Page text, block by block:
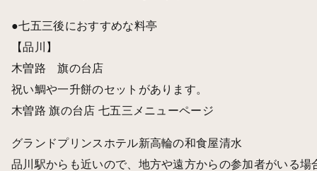
●七五三後におすすめな料亭
【品川】
木曽路 旗の台店
祝い鯛や一升餅のセットがあります。
木曽路 旗の台店 七五三メニューページ
グランドプリンスホテル新高輪の和食屋清水
品川駅からも近いので、地方や遠方からの参加者がいる場